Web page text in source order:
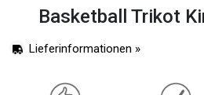
Basketball Trikot
Lieferinformationen »